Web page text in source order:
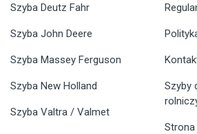
Szyba Deutz Fahr
Szyba John Deere
Szyba Massey Ferguson
Szyba New Holland
Szyba Valtra / Valmet
Szyby
Strona